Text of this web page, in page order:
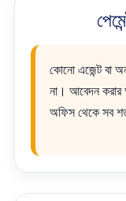
কোনো এজেন্ট বা
না। আবেদন
অফিস থেকে সব